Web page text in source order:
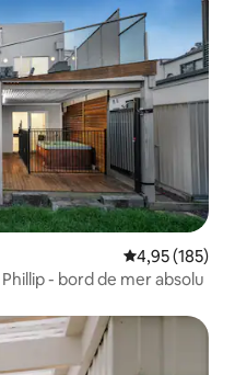
Note
4,95 (185)
- bord de mer absolu
plus aimés